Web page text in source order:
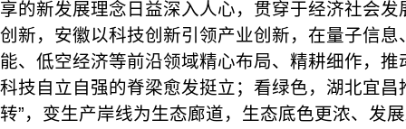
享的新发展理念日益深入人心，贯穿于经济社会
创新，安徽以科技创新引领产业创新，在量子信息
能、低空经济等前沿领域精心布局、精耕细作，
科技自立自强的脊梁愈发挺立；看绿色，湖北宜昌
转”，变生产岸线为生态廊道，生态底色更浓、发